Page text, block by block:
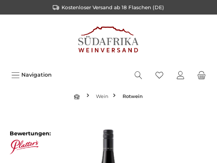
Kostenloser Versand ab 18 Flaschen (DE)
Navigation
Wein Rotwein
Bewertungen: